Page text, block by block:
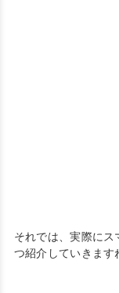
それでは、実際に
つ紹介していきます